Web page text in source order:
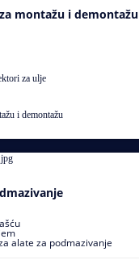
montažu i demontažu
za ulje
i demontažu
alate za podmazivanje